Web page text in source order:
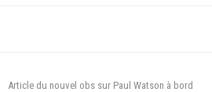
Article du nouvel obs sur Paul Watson à bord